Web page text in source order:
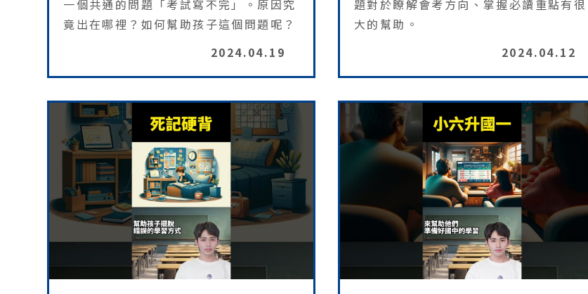
一個共通的問題「考試寫不完」。原因究
竟出在哪裡？如何幫助孩子這個問題呢？
2024.04.19
題對於瞭解會考方向、掌握必讀重點有很
大的幫助。
2024.04.12